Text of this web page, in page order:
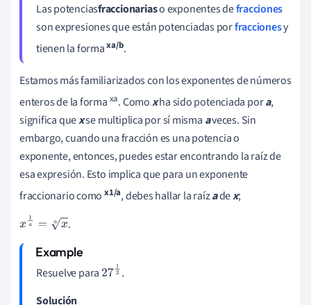
Las potenciasfraccionariaso exponentes defracciones
son expresiones que están potenciadas porfraccionesy
tienen la formaxa/b.
Estamos más familiarizados con los exponentes de números
enteros de la forma xa. Comoxha sido potenciada pora,
significa quexse multiplica por sí misma aveces. Sin
embargo, cuando una fracción es una potencia o
exponente, entonces, puedes estar encontrando la raíz de
esa expresión. Esto implica que para un exponente
fraccionario comox1/a, debes hallar la raízadex;
x1a =xa .
Resuelve para 271 .
Solución